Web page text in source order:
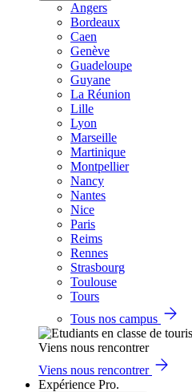
Angers
Bordeaux
Caen
Genève
Guadeloupe
Guyane
La Réunion
Lille
Lyon
Marseille
Martinique
Montpellier
Nancy
Nantes
Nice
Paris
Reims
Rennes
Strasbourg
Toulouse
Tours
Tous nos campus
Viens nous rencontrer
Viens nous rencontrer
Expérience Pro.